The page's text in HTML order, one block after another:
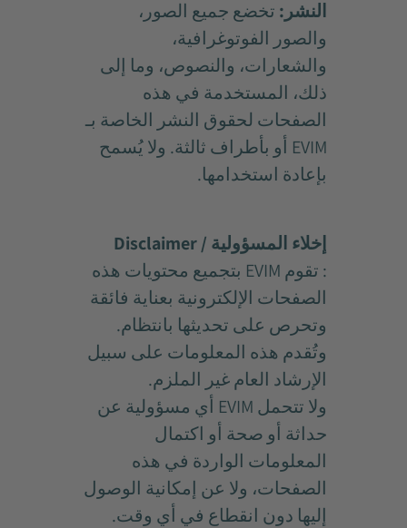
النشر: تخضع جميع الصور،
والصور الفوتوغرافية،
والشعارات، والنصوص، وما إلى
ذلك، المستخدمة في هذه
الصفحات لحقوق النشر الخاصة بـ
EVIM أو بأطراف ثالثة. ولا يُسمح
بإعادة استخدامها.
إخلاء المسؤولية / Disclaimer
: تقوم EVIM بتجميع محتويات هذه
الصفحات الإلكترونية بعناية فائقة
وتحرص على تحديثها بانتظام.
وتُقدم هذه المعلومات على سبيل
الإرشاد العام غير الملزم.
ولا تتحمل EVIM أي مسؤولية عن
حداثة أو صحة أو اكتمال
المعلومات الواردة في هذه
الصفحات، ولا عن إمكانية الوصول
إليها دون انقطاع في أي وقت.